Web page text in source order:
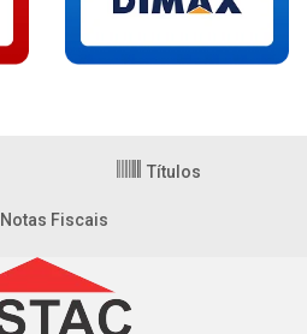
Títulos
Notas Fiscais